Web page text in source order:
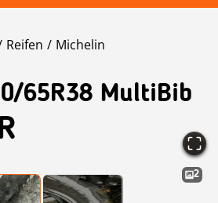
Reifen Michelin
65R38 MultiBib
2